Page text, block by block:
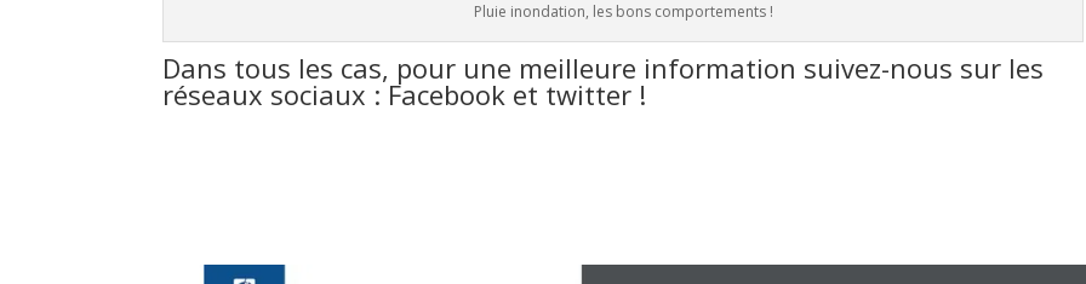
Pluie inondation, les bons comportements !
Dans tous les cas, pour une meilleure information suivez-nous sur les
réseaux sociaux : Facebook et twitter !